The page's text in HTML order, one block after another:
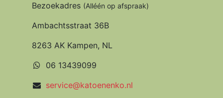
Bezoekadres (Alléén op afspraak)
Ambachtsstraat 36B
8263 AK Kampen, NL
06 13439099
service@katoenenko.nl